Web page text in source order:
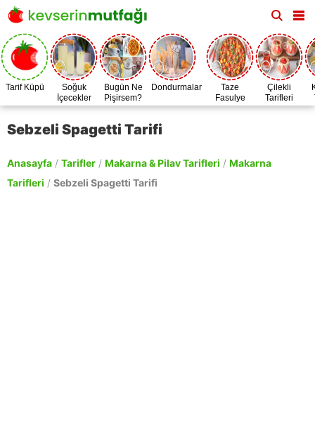
Tarif Küpü
Soğuk
İçecekler
Bugün Ne
Pişirsem?
Dondurmalar
Taze
Fasulye
Zamanı
Çilekli
Tarifleri
Sebzeli Spagetti Tarifi
Anasayfa / Tarifler / Makarna & Pilav Tarifleri / Makarna
Tarifleri / Sebzeli Spagetti Tarifi